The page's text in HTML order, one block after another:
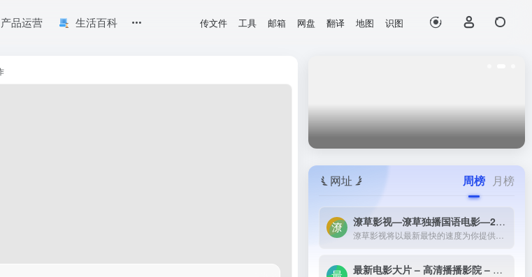
产品运营 生活百科 传文件 工具 邮箱 网盘 翻译 地图 识图
通过先进的AI技术，为科研工作者提供智能写作辅助功能和服务，让您的写作效...
网址 周榜 月榜
潦草影视—潦草独播国语电影—2023最新国语大片—免费国语潦草电影网-潦草影视将以最新最快的速度为你提供：最新电影电视剧的介绍和高速观看地址，好看的电影电视剧在线观看尽在潦草影视，为了更好的服务您，我们正在努力做最好的电影电视剧网站！
最新电影大片 – 高清播播影院 – 最新好看的电视剧免费在线观看 _ 玄天影视-玄天影视(sxqsgd.com)提供最全的最新电影大片，最热电视剧，韩国电视剧、香港TVB电视剧、韩剧、日剧、美剧、综艺、动漫的在线观看，无需下载任何播放器即可在线免费观看，每天第一时间更新，欢迎影迷到玄天